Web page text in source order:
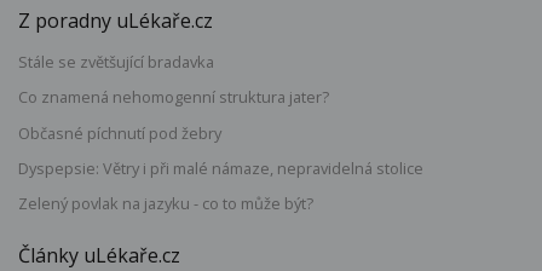
Z poradny uLékaře.cz
Stále se zvětšující bradavka
Co znamená nehomogenní struktura jater?
Občasné píchnutí pod žebry
Dyspepsie: Větry i při malé námaze, nepravidelná stolice
Zelený povlak na jazyku - co to může být?
Články uLékaře.cz